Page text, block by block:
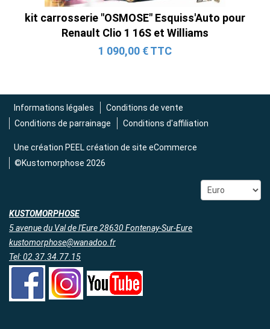
Tube en H pour Ford Mustang GT & V6
(2015-2023)
2 690,00 € TTC
kit carrosserie "OSMOSE" Esquiss'Auto pour
Renault Clio 1 16S et Williams
1 090,00 € TTC
Informations légales
Conditions de vente
Conditions de parrainage
Conditions d'affiliation
Une création PEEL création de site eCommerce
©Kustomorphose 2026
KUSTOMORPHOSE
5 avenue du Val de l'Eure 28630 Fontenay-Sur-Eure
kustomorphose@wanadoo.fr
Tel: 02.37.34.77.15